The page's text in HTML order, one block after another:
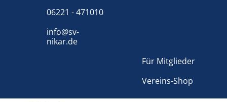
06221 - 471010
info@sv-
nikar.de
Für Mitglieder
Vereins-Shop